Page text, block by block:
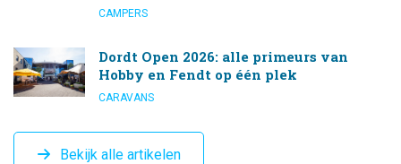
CAMPERS
Dordt Open 2026: alle primeurs van
Hobby en Fendt op één plek
CARAVANS
Bekijk alle artikelen